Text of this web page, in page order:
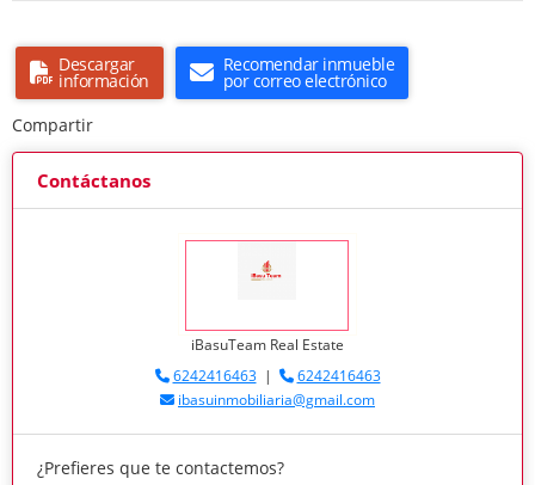
Descargar
información
Recomendar inmueble
por correo electrónico
Compartir
Contáctanos
iBasuTeam Real Estate
6242416463|
6242416463
ibasuinmobiliaria@gmail.com
¿Prefieres que te contactemos?